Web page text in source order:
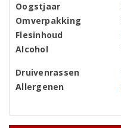
Oogstjaar
Omverpakking
Flesinhoud
Alcohol
Druivenrassen
Allergenen